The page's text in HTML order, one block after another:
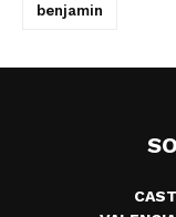
benjamin